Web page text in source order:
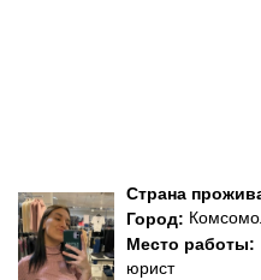
Страна
Город:
Место работы:
юрист